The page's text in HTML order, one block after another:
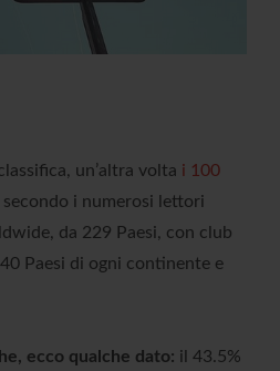
un’altra volta i 100
secondo i numerosi lettori
da 229 Paesi, con club
Paesi di ogni continente e
ecco qualche dato: il 43.5%